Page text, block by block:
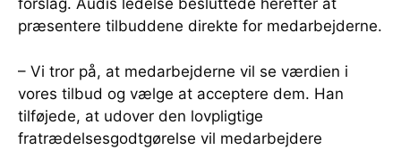
præsentere tilbuddene direkte for medarbejderne.
– Vi tror på, at medarbejderne vil se værdien i
vores tilbud og vælge at acceptere dem. Han
tilføjede, at udover den lovpligtige
fratrædelsesgodtgørelse vil medarbejdere